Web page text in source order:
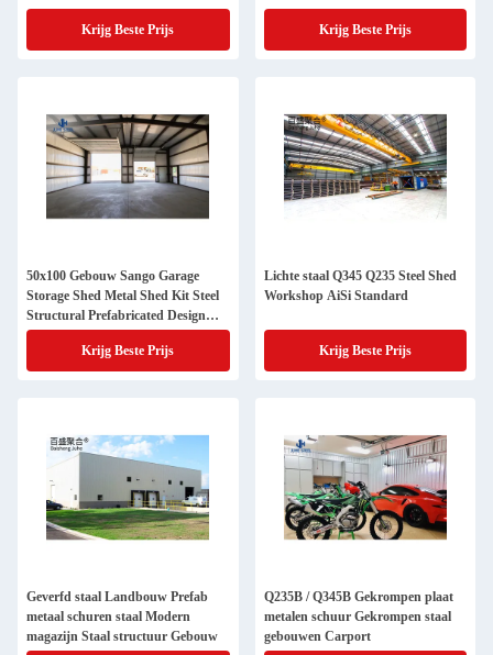
Krijg Beste Prijs Krijg Beste Prijs
50x100 Gebouw Sango Garage
Storage Shed Metal Shed Kit Steel
Structural Prefabricated Design
Constructieproject
Krijg Beste Prijs
Lichte staal Q345 Q235 Steel Shed
Workshop AiSi Standard
Krijg Beste Prijs
Geverfd staal Landbouw Prefab
metaal schuren staal Modern
magazijn Staal structuur Gebouw
Q235B / Q345B Gekrompen plaat
metalen schuur Gekrompen staal
gebouwen Carport